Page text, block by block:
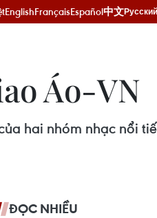
EnglishFrançaisEspañol中文Русский
Áo-VN
hai nhóm nhạc nổi
ĐỌC NHIỀU